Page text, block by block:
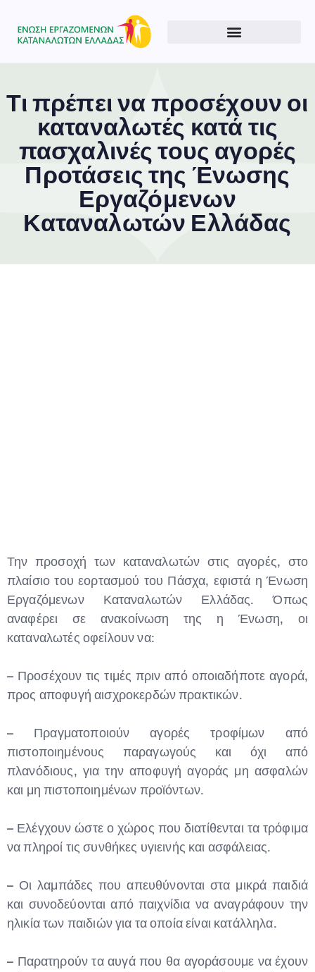
Τι πρέπει να προσέχουν οι
καταναλωτές κατά τις
πασχαλινές τους αγορές
Προτάσεις της Ένωσης
Εργαζόμενων
Καταναλωτών Ελλάδας
Την προσοχή των καταναλωτών στις αγορές, στο
πλαίσιο του εορτασμού του Πάσχα, εφιστά η Ένωση
Εργαζόμενων Καταναλωτών Ελλάδας. Όπως
αναφέρει σε ανακοίνωση της η Ένωση, οι
καταναλωτές οφείλουν να:
– Προσέχουν τις τιμές πριν από οποιαδήποτε αγορά,
προς αποφυγή αισχροκερδών πρακτικών.
– Πραγματοποιούν αγορές τροφίμων από
πιστοποιημένους παραγωγούς και όχι από
πλανόδιους, για την αποφυγή αγοράς μη ασφαλών
και μη πιστοποιημένων προϊόντων.
– Ελέγχουν ώστε ο χώρος που διατίθενται τα τρόφιμα
να πληροί τις συνθήκες υγιεινής και ασφάλειας.
– Οι λαμπάδες που απευθύνονται στα μικρά παιδιά
και συνοδεύονται από παιχνίδια να αναγράφουν την
ηλικία των παιδιών για τα οποία είναι κατάλληλα.
– Παρατηρούν τα αυγά που θα αγοράσουμε να έχουν